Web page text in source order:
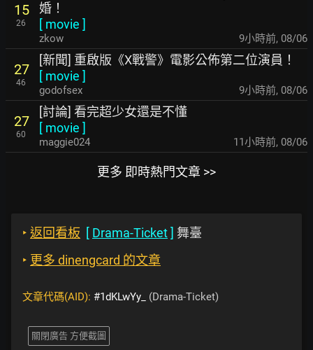
15
26
婚！
[ movie ]
zkow 9小時前, 08/06
27
46
[新聞] 重啟版《X戰警》電影公佈第二位演員！
[ movie ]
godofsex 9小時前, 08/06
27
60
[討論] 看完超少女還是不懂
[ movie ]
maggie024 11小時前, 08/06
更多 即時熱門文章 >>
‣ 返回看板 [ Drama-Ticket] 舞臺
‣ 更多 dinengcard 的文章
文章代碼(AID): #1dKLwYy_ (Drama-Ticket)
關閉廣告 方便截圖